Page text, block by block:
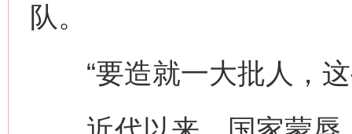
队。
“要造就一大批人，这